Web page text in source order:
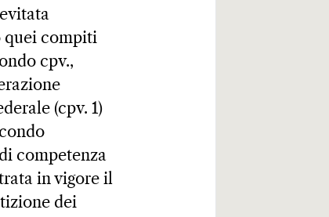
quei compiti
cpv.,
(cpv. 1)
competenza
in vigore il
dei